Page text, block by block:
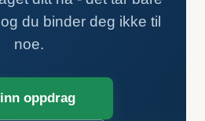
du binder deg ikke til
noe.
oppdrag